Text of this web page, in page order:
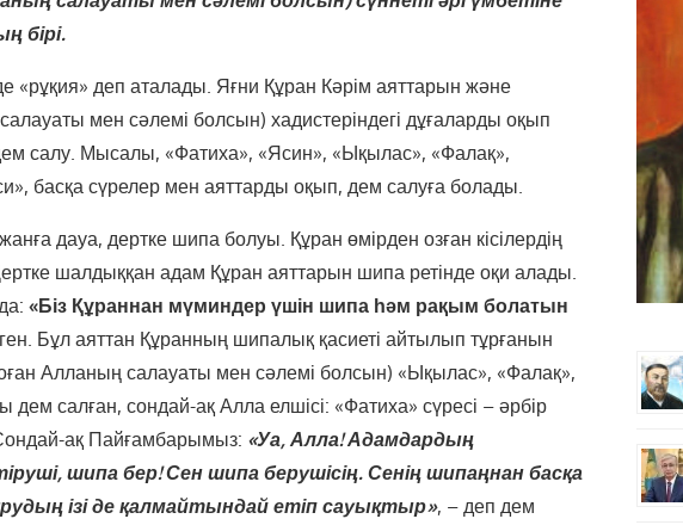
бірі.
«рұқия» деп аталады. Яғни Құран Кәрім аяттарын және
мен сәлемі болсын) хадистеріндегі дұғаларды оқып
салу. Мысалы, «Фатиха», «Ясин», «Ықылас», «Фалақ»,
басқа сүрелер мен аяттарды оқып, дем салуға болады.
дауа, дертке шипа болуы. Құран өмірден озған кісілердің
шалдыққан адам Құран аяттарын шипа ретінде оқи алады.
«Біз Құраннан мүминдер үшін шипа һәм рақымболатын
Бұл аяттан Құранның шипалық қасиеті айтылып тұрғанын
Алланың салауаты мен сәлемі болсын) «Ықылас», «Фалақ»,
дем салған, сондай-ақ Алла елшісі: «Фатиха» сүресі – әрбір
ақ Пайғамбарымыз: «Уа, Алла! Адамдардың
шипа бер! Сен шипа берушісің. Сенің шипаңнан басқа
ізіде қалмайтындай етіп сауықтыр», – деп дем